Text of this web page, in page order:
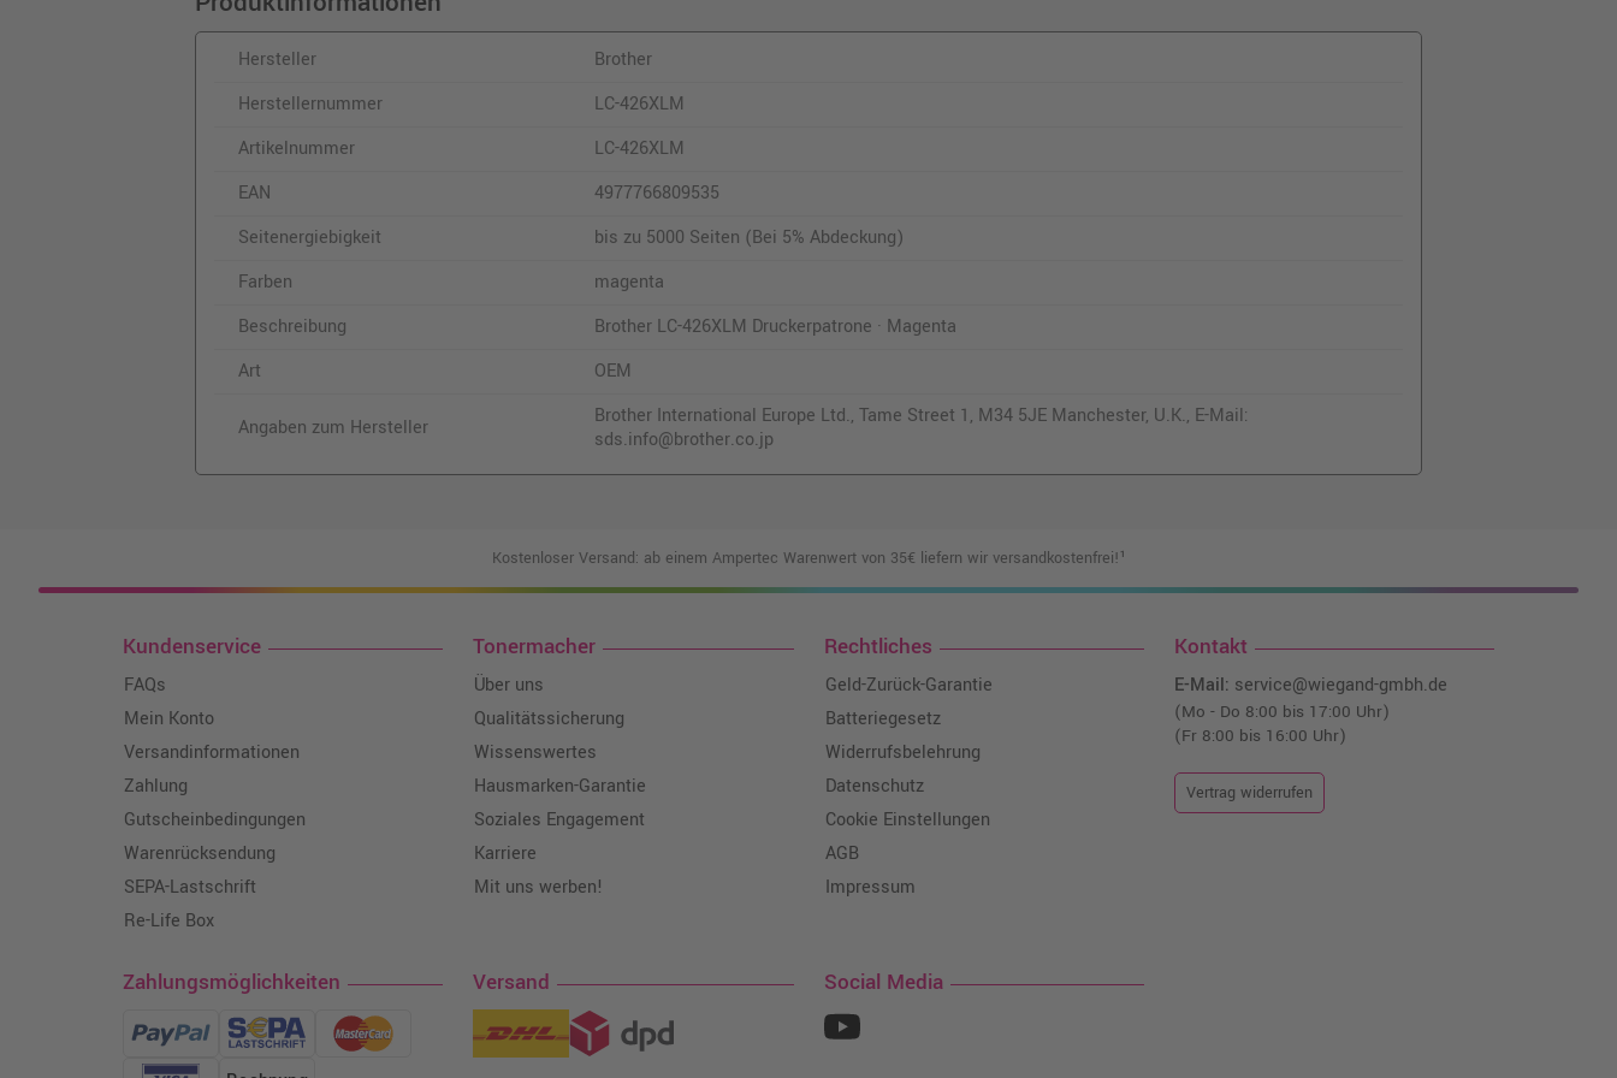
Hersteller
Brother
Herstellernummer
LC-426XLM
Artikelnummer
LC-426XLM
EAN
4977766809535
Seitenergiebigkeit
bis zu 5000 Seiten (Bei 5% Abdeckung)
Farben
magenta
Beschreibung
Brother LC-426XLM Druckerpatrone · Magenta
Art
OEM
Angaben zum Hersteller
Brother International Europe Ltd., Tame Street 1, M34 5JE Manchester, U.K., E-Mail:
sds.info@brother.co.jp
Kostenloser Versand: ab einem Ampertec Warenwert von 35€ liefern wir versandkostenfrei!¹
Kundenservice
FAQs
Mein Konto
Versandinformationen
Zahlung
Gutscheinbedingungen
Warenrücksendung
SEPA-Lastschrift
Re-Life Box
Tonermacher
Über uns
Qualitätssicherung
Wissenswertes
Hausmarken-Garantie
Soziales Engagement
Karriere
Mit uns werben!
Rechtliches
Geld-Zurück-Garantie
Batteriegesetz
Widerrufsbelehrung
Datenschutz
Cookie Einstellungen
AGB
Impressum
Kontakt
E-Mail: service@wiegand-gmbh.de
(Mo - Do 8:00 bis 17:00 Uhr)
(Fr 8:00 bis 16:00 Uhr)
Vertrag widerrufen
Zahlungsmöglichkeiten Versand Social Media